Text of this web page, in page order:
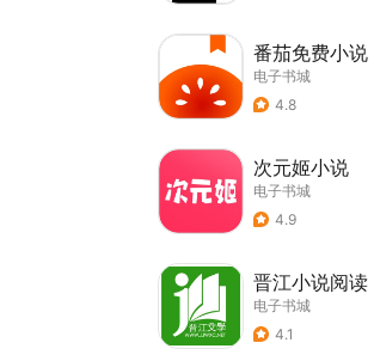
番茄免费小说
电子书城
4.8
次元姬小说
电子书城
4.9
晋江小说阅读
电子书城
4.1